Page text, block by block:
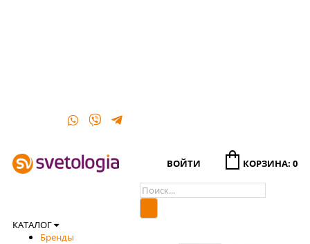
ВОЙТИ КОРЗИНА: 0
КАТАЛОГ
Бренды